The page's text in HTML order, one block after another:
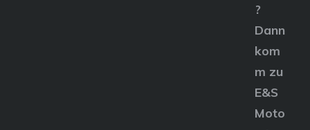
?
Dann
kom
m zu
E&S
Moto